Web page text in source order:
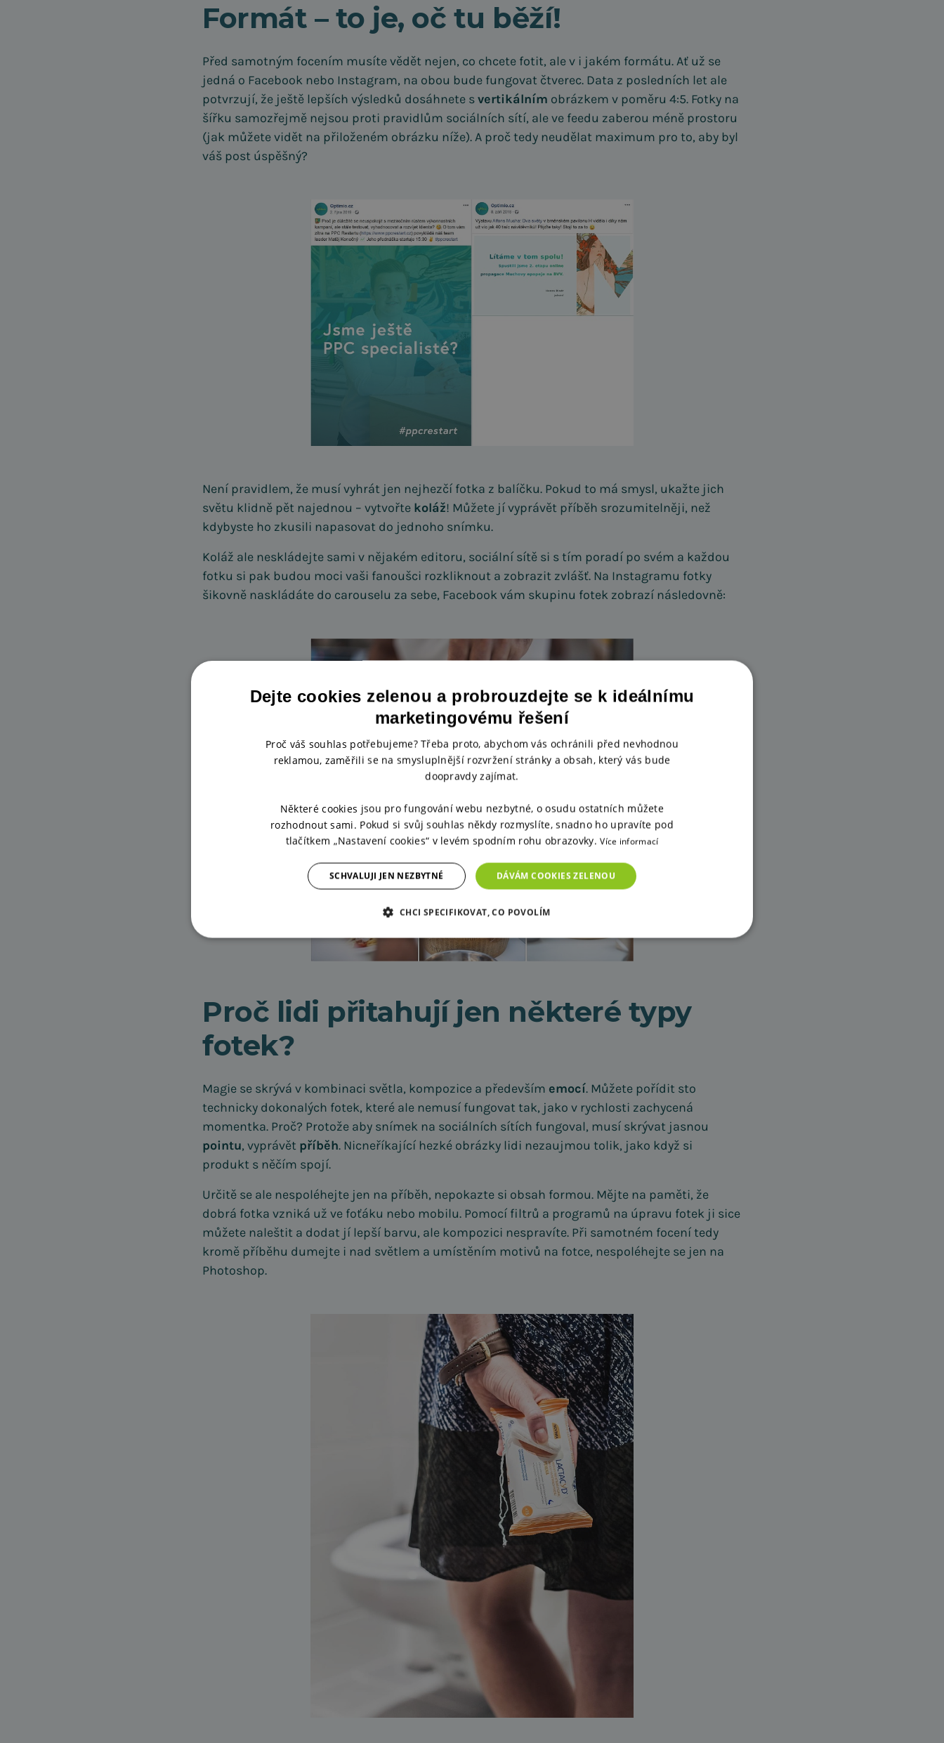
Formát – to je, oč tu běží!
Před samotným focením musíte vědět nejen, co chcete fotit, ale v i jakém formátu. Ať už se
jedná o Facebook nebo Instagram, na obou bude fungovat čtverec. Data z posledních let ale
potvrzují, že ještě lepších výsledků dosáhnete svertikálním obrázkem v poměru 4:5. Fotky na
šířku samozřejmě nejsou proti pravidlům sociálních sítí, ale ve feedu zaberou méně prostoru
(jak můžete vidět na přiloženém obrázku níže). A proč tedy neudělat maximum pro to, aby byl
váš post úspěšný?
Není pravidlem, že musí vyhrát jen nejhezčí fotka z balíčku. Pokud to má smysl, ukažte jich
světu klidně pět najednou – vytvořte koláž! Můžete jí vyprávět příběh srozumitelněji, než
kdybyste ho zkusili napasovat do jednoho snímku.
Koláž ale neskládejte sami v nějakém editoru, sociální sítě si s tím poradí po svém a každou
fotku si pak budou moci vaši fanoušci rozkliknout a zobrazit zvlášť. Na Instagramu fotky
šikovně naskládáte do carouselu za sebe, Facebook vám skupinu fotek zobrazí následovně:
Proč lidi přitahují jen některé typy
fotek?
Magie se skrývá v kombinaci světla, kompozice a především emocí. Můžete pořídit sto
technicky dokonalých fotek, které ale nemusí fungovat tak, jako v rychlosti zachycená
momentka. Proč? Protože aby snímek na sociálních sítích fungoval, musí skrývat jasnou
pointu, vyprávět příběh. Nicneříkající hezké obrázky lidi nezaujmou tolik, jako když si
produkt s něčím spojí.
Určitě se ale nespoléhejte jen na příběh, nepokazte si obsah formou. Mějte na paměti, že
dobrá fotka vzniká už ve foťáku nebo mobilu. Pomocí filtrů a programů na úpravu fotek ji sice
můžete naleštit a dodat jí lepší barvu, ale kompozici nespravíte. Při samotném focení tedy
kromě příběhu dumejte i nad světlem a umístěním motivů na fotce, nespoléhejte se jen na
Photoshop.
Dejte cookies zelenou a probrouzdejte se k ideálnímu
marketingovému řešení
Proč váš souhlas potřebujeme? Třeba proto, abychom vás ochránili před nevhodnou
reklamou, zaměřili se na smysluplnější rozvržení stránky a obsah, který vás bude
doopravdy zajímat.
Některé cookies jsou pro fungování webu nezbytné, o osudu ostatních můžete
rozhodnout sami. Pokud si svůj souhlas někdy rozmyslíte, snadno ho upravíte pod
tlačítkem „Nastavení cookies“ v levém spodním rohu obrazovky.Více informací
DÁVÁM COOKIES ZELENOU
SCHVALUJI JEN NEZBYTNÉ
CHCI SPECIFIKOVAT, CO POVOLÍM